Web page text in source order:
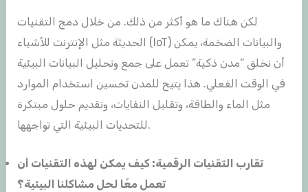
لكن هناك ما هو أكثر من ذلك. من خلال دمج التقنيات
الحديثة مثل الإنترنت للأشياء (IoT) والبيانات الضخمة، يمكن
أن نخلق “مدن ذكية” تعمل على جمع وتحليل البيانات البيئية
في الوقت الفعلي. هذا يتيح للمدن تحسين استخدام الموارد
مثل الماء والطاقة، وتقليل النفايات، وتقديم حلول مبتكرة
للتحديات البيئية التي تواجهها.
تقارب التقنيات الرقمية: كيف يمكن لهذه التقنيات أن
تعمل معًا لحل مشاكلنا البيئية؟